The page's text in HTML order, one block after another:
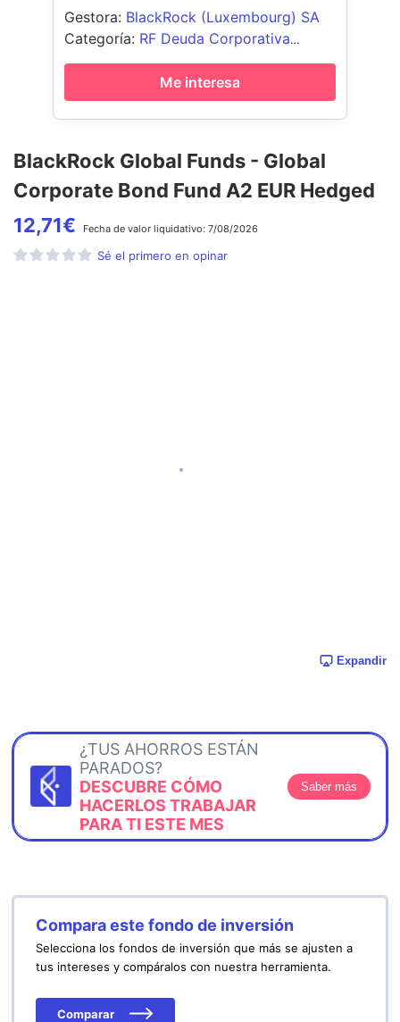
BlackRock Global Funds - Global
Corporate Bond Fund A2 EUR Hedged
12,71€ Fecha de valor liquidativo: 7/08/2026
Sé el primero en opinar
Expandir
¿TUS AHORROS ESTÁN
PARADOS?
DESCUBRE CÓMO
HACERLOS TRABAJAR
PARA TI ESTE MES
Saber más
Compara este fondo de inversión
Selecciona los fondos de inversión que más se ajusten a
tus intereses y compáralos con nuestra herramienta.
Comparar
Gestora: BlackRock (Luxembourg) SA
Categoría: RF Deuda Corporativa
Global - USD Cubierto
Me interesa